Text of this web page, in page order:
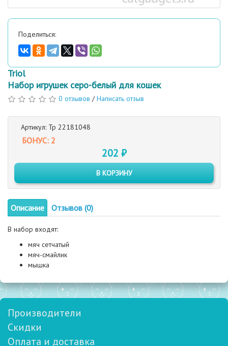
Поделиться:
Triol
Набор игрушек серо-белый для кошек
0 отзывов /Написать отзыв
Артикул: Тр 22181048
БОНУС: 2
202 ₽
В КОРЗИНУ
Описание Отзывов (0)
В набор входят:
мяч сетчатый
мяч-смайлик
мышка
Производители
Скидки
Оплата и доставка